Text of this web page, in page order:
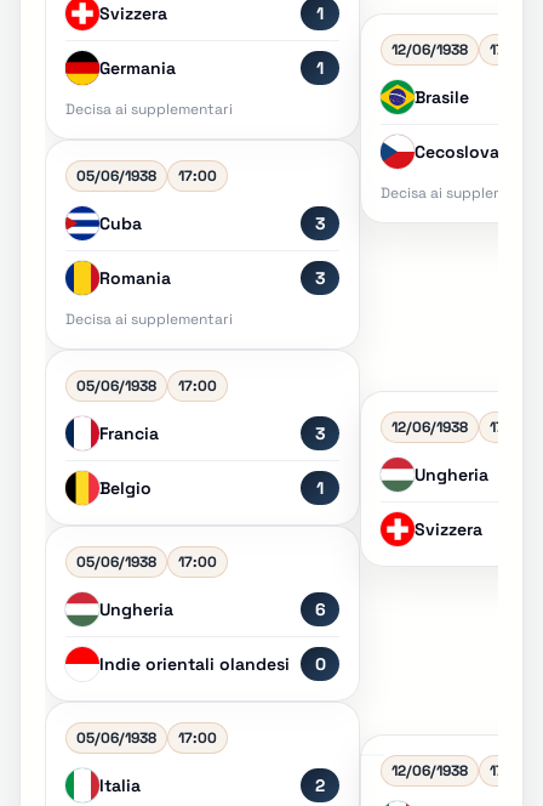
Svizzera 1
Germania 1
Decisa ai supplementari
05/06/1938 17:00
Cuba 3
Romania 3
Decisa ai supplementari
05/06/1938 17:00
Francia 3
Belgio 1
05/06/1938 17:00
Ungheria 6
Indie orientali olandesi 0
05/06/1938 17:00
Italia 2
12/06/1938 17:00
Brasile
Cecoslovacchia
Decisa ai
12/06/1938 17:00
Ungheria
Svizzera
12/06/1938 17:00